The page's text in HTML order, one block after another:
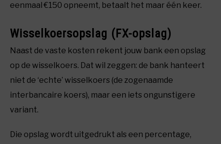
eenmaal €150 opneemt, betaalt het maar één keer.
Wisselkoersopslag (FX-opslag)
Naast de vaste kosten rekent jouw bank een opslag
op de wisselkoers. Dat wil zeggen: de bank hanteert
niet de ‘echte’ wisselkoers (de zogenaamde
interbancaire koers), maar een iets ongunstigere
variant.
Die opslag wordt uitgedrukt als een percentage,